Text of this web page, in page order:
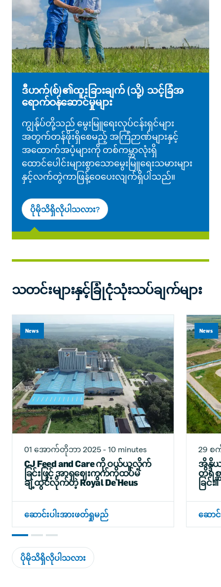
ဒီဟက်(စ်)၏ထူးခြားချက် (သို့) သင့်ခြံအ
ရောက်ဝန်ဆောင်မှုများ
ကျွန်ုပ်တို့သည် မွေးမြူရေးလုပ်ငန်းရှင်များ
အတွက်တန်ဖိုးရှိစေမည့် အကြံဉာဏ်များနှင့်
အထောက်အပံ့များကို တစ်ကမ္ဘာလုံးရှိ
ထောင်ပေါင်းများစွာသောမွေးမြူရေးသမားများ
နှင့်လက်တွဲကာဖြန့်ဝေပေးလျက်ရှိပါသည်။
ပိုမိုသိရှိလိုပါသလား?
သတင်းများနှင့်ခြုံငုံသုံးသပ်ချက်များ
News
01 အောက်တိုဘာ 2025 - 10 minutes
CJ Feed and Care ကို ဝယ်ယူလိုက်
ခြင်းဖြင့် အာရှဈေးကွက်ကိုထပ်မံ
ချဲ့ထွင်လိုက်တဲ့ Royal De Heus
ဆောင်းပါးအားဖတ်ရှုမည်
News
29 စ
အိန္ဒိ
တိရစ္
ခြင်း။
ဆော
ပိုမိုသိရှိလိုပါသလား